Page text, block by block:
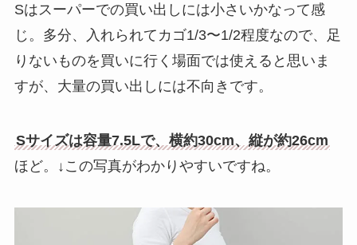
Sはスーパーでの買い出しには小さいかなって感
じ。多分、入れられてカゴ1/3〜1/2程度なので、足
りないものを買いに行く場面では使えると思いま
すが、大量の買い出しには不向きです。
Sサイズは容量7.5Lで、横約30cm、縦が約26cm
ほど。↓この写真がわかりやすいですね。